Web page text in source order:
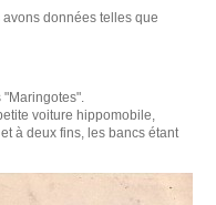
données telles que
"Maringotes".
voiture hippomobile,
à deux fins, les bancs étant